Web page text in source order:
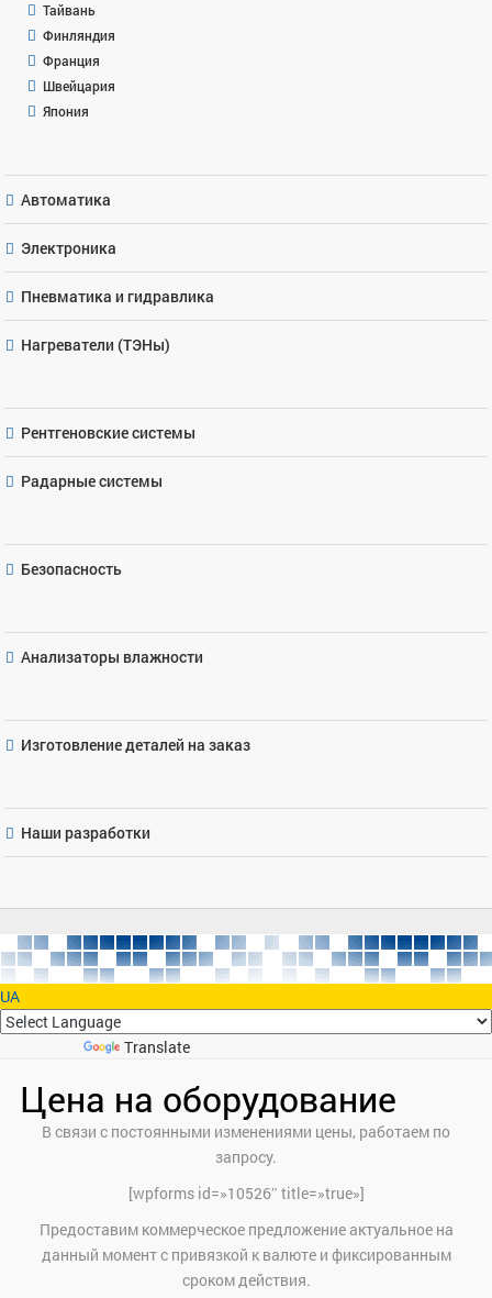
Тайвань
Финляндия
Франция
Швейцария
Япония
Автоматика
Электроника
Пневматика и гидравлика
Нагреватели (ТЭНы)
Рентгеновские системы
Радарные системы
Безопасность
Анализаторы влажности
Изготовление деталей на заказ
Наши разработки
UA
Translate
Цена на оборудование
В связи с постоянными изменениями цены, работаем по
запросу.
[wpforms id=»10526″ title=»true»]
Предоставим коммерческое предложение актуальное на
данный момент с привязкой к валюте и фиксированным
сроком действия.